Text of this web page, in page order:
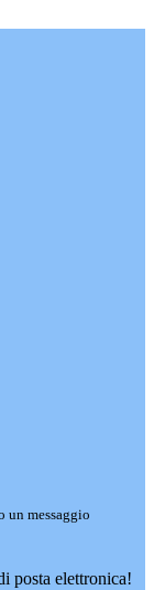
un messaggio
posta elettronica!